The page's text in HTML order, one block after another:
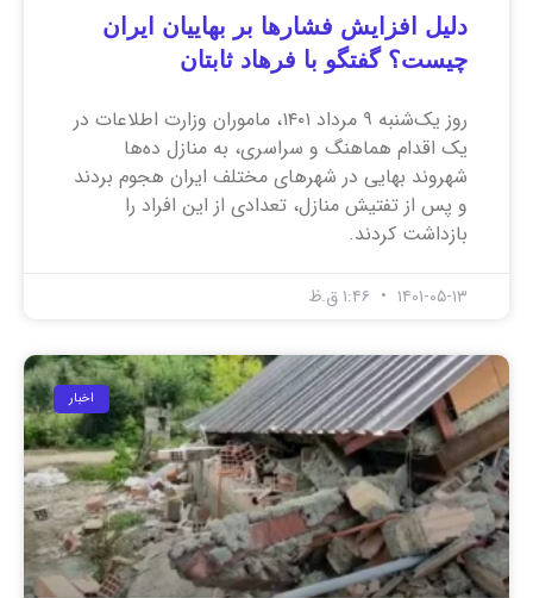
دلیل افزایش فشارها بر بهاییان ایران
چیست؟ گفتگو با فرهاد ثابتان
روز یک‌شنبه ۹ مرداد ۱۴۰۱، ماموران وزارت اطلاعات در
یک اقدام هماهنگ و سراسری، به منازل ده‌ها
شهروند بهایی در شهرهای مختلف ایران هجوم بردند
و پس از تفتیش منازل، تعدادی از این افراد را
بازداشت کردند.
۱۴۰۱-۰۵-۱۳
اخبار